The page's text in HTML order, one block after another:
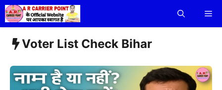
Skip
to
content
Voter List Check Bihar